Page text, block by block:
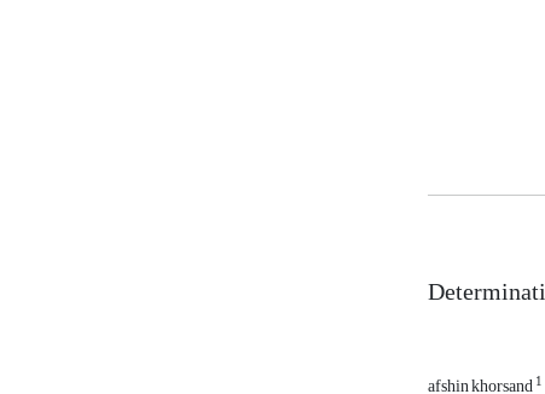
afshin khorsand1